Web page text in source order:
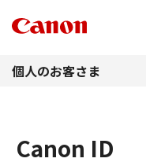
個人のお客さま
Canon ID